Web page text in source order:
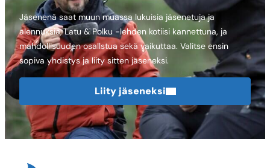
Jäsenenä saat muun muassa lukuisia jäsenetuja ja
alennuksia, Latu & Polku -lehden kotiisi kannettuna, ja
mahdollisuuden osallstua sekä vaikuttaa. Valitse ensin
sopiva yhdistys ja liity sitten jäseneksi.
Liity jäseneksi